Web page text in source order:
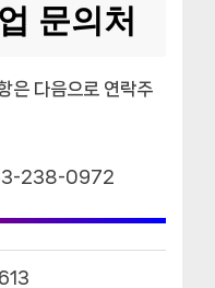
문의처
은 다음으로 연락주
238-0972